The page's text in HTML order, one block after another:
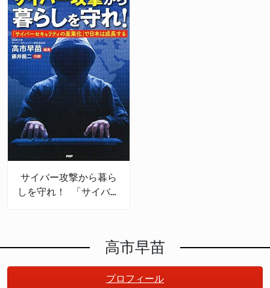
サイバー攻撃から暮ら
しを守れ！ 「サイバー
高市早苗
プロフィール